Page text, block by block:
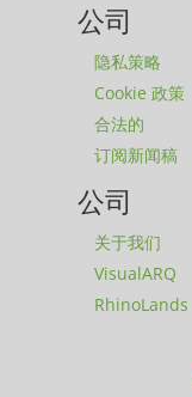
公司
隐私策略
Cookie 政策
合法的
订阅新闻稿
公司
关于我们
VisualARQ
RhinoLands